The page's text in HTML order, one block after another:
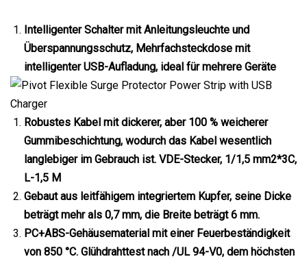
Intelligenter Schalter mit Anleitungsleuchte und
Überspannungsschutz, Mehrfachsteckdose mit
intelligenter USB-Aufladung, ideal für mehrere Geräte
Robustes Kabel mit dickerer, aber 100 % weicherer
Gummibeschichtung, wodurch das Kabel wesentlich
langlebiger im Gebrauch ist. VDE-Stecker, 1/1,5 mm2*3C,
L-1,5 M
Gebaut aus leitfähigem integriertem Kupfer, seine Dicke
beträgt mehr als 0,7 mm, die Breite beträgt 6 mm.
PC+ABS-Gehäusematerial mit einer Feuerbeständigkeit
von 850 °C. Glühdrahttest nach /UL 94-V0, dem höchsten